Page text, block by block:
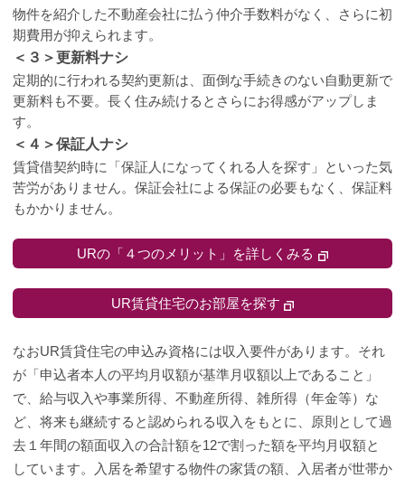
物件を紹介した不動産会社に払う仲介手数料がなく、さらに初
期費用が抑えられます。
＜３＞更新料ナシ
定期的に行われる契約更新は、面倒な手続きのない自動更新で
更新料も不要。長く住み続けるとさらにお得感がアップしま
す。
＜４＞保証人ナシ
賃貸借契約時に「保証人になってくれる人を探す」といった気
苦労がありません。保証会社による保証の必要もなく、保証料
もかかりません。
URの「４つのメリット」を詳しくみる
UR賃貸住宅のお部屋を探す
なおUR賃貸住宅の申込み資格には収入要件があります。それ
が「申込者本人の平均月収額が基準月収額以上であること」
で、給与収入や事業所得、不動産所得、雑所得（年金等）な
ど、将来も継続すると認められる収入をもとに、原則として過
去１年間の額面収入の合計額を12で割った額を平均月収額と
しています。入居を希望する物件の家賃の額、入居者が世帯か